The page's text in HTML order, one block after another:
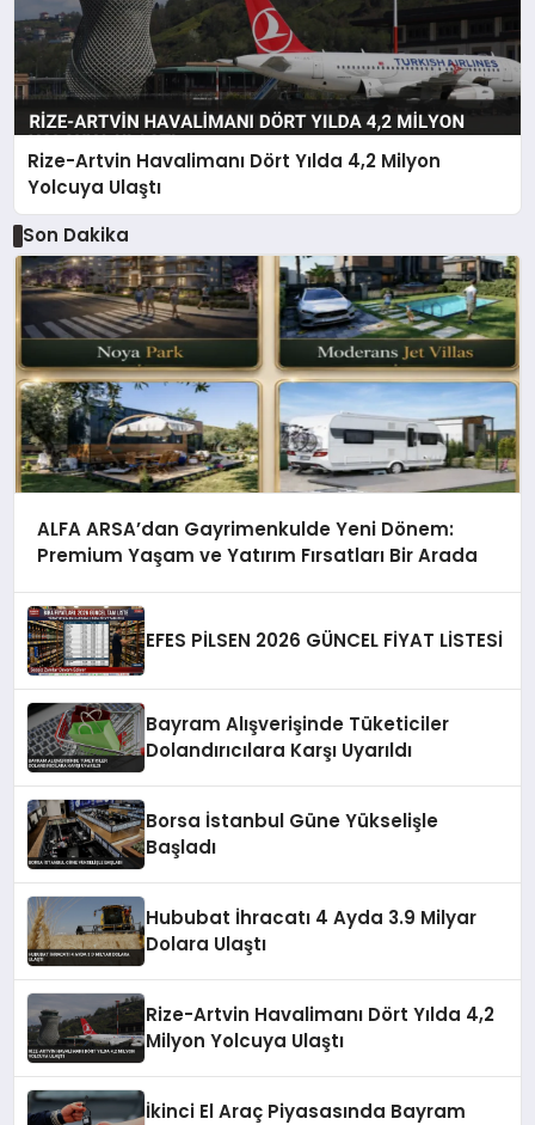
Rize-Artvin Havalimanı Dört Yılda 4,2 Milyon
Yolcuya Ulaştı
Son Dakika
ALFA ARSA’dan Gayrimenkulde Yeni Dönem:
Premium Yaşam ve Yatırım Fırsatları Bir Arada
EFES PİLSEN 2026 GÜNCEL FİYAT LİSTESİ
Bayram Alışverişinde Tüketiciler
Dolandırıcılara Karşı Uyarıldı
Borsa İstanbul Güne Yükselişle
Başladı
Hububat İhracatı 4 Ayda 3.9 Milyar
Dolara Ulaştı
Rize-Artvin Havalimanı Dört Yılda 4,2
Milyon Yolcuya Ulaştı
İkinci El Araç Piyasasında Bayram